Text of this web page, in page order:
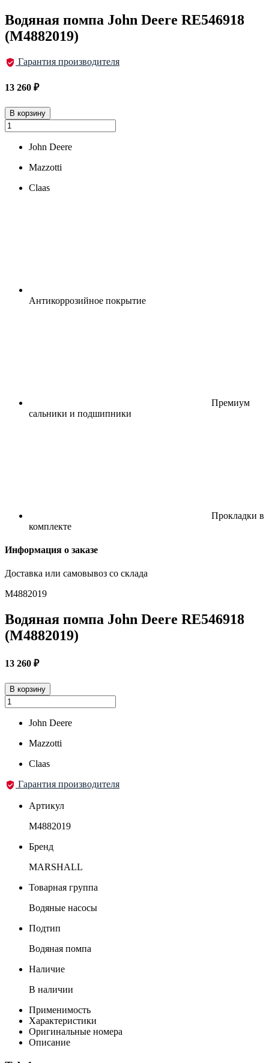
Водяная помпа John Deere RE546918
(M4882019)
Гарантия производителя
13 260 ₽
В корзину
John Deere
Mazzotti
Claas
Антикоррозийное покрытие
Премиум
сальники и подшипники
Прокладки в
комплекте
Информация о заказе
Доставка или самовывоз со склада
M4882019
Водяная помпа John Deere RE546918
(M4882019)
13 260 ₽
В корзину
John Deere
Mazzotti
Claas
Гарантия производителя
Артикул
M4882019
Бренд
MARSHALL
Товарная группа
Водяные насосы
Подтип
Водяная помпа
Наличие
В наличии
Применимость
Характеристики
Оригинальные номера
Описание